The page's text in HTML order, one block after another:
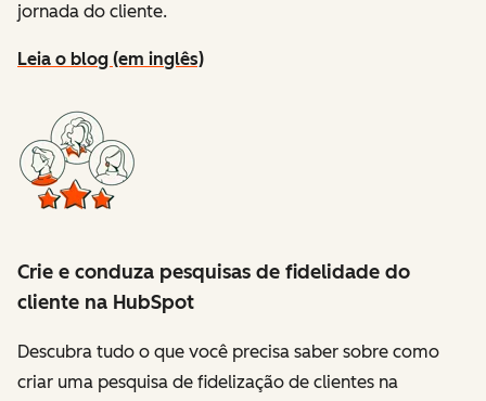
jornada do cliente.
Leia o blog (em inglês)
Crie e conduza pesquisas de fidelidade do
cliente na HubSpot
Descubra tudo o que você precisa saber sobre como
criar uma pesquisa de fidelização de clientes na